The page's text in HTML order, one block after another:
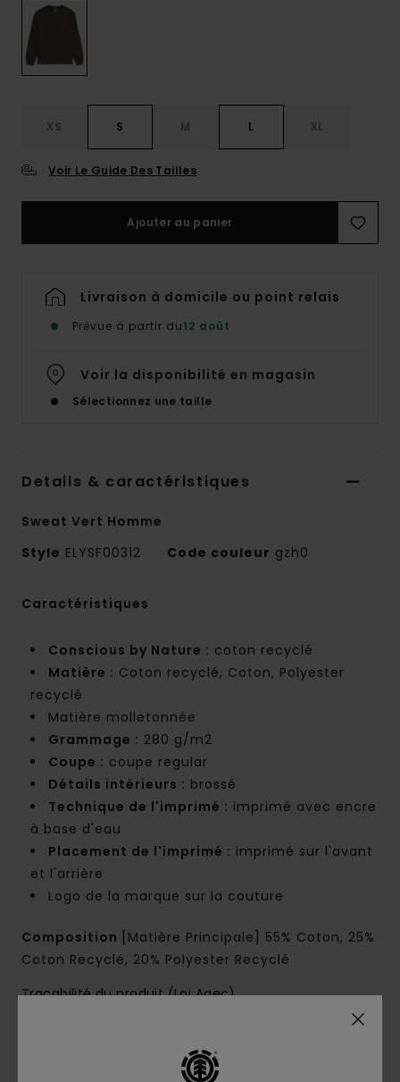
XS S M L XL
Voir Le Guide Des Tailles
Ajouter au panier
Livraison à domicile ou point relais
Prévue à partir du12 août
Voir la disponibilité en magasin
Sélectionnez une taille
Details & caractéristiques
Sweat Vert Homme
Style ELYSF00312 Code couleur gzh0
Caractéristiques
Conscious by Nature : coton recyclé
Matière : Coton recyclé, Coton, Polyester
recyclé
Matière molletonnée
Grammage : 280 g/m2
Coupe : coupe regular
Détails intérieurs : brossé
Technique de l'imprimé : imprimé avec encre
à base d'eau
Placement de l'imprimé : imprimé sur l'avant
et l'arrière
Logo de la marque sur la couture
Composition
[Matière Principale] 55% Coton, 25%
Coton Recyclé, 20% Polyester Recyclé
Traçabilité du produit (Loi Agec)
Livraison & Retours